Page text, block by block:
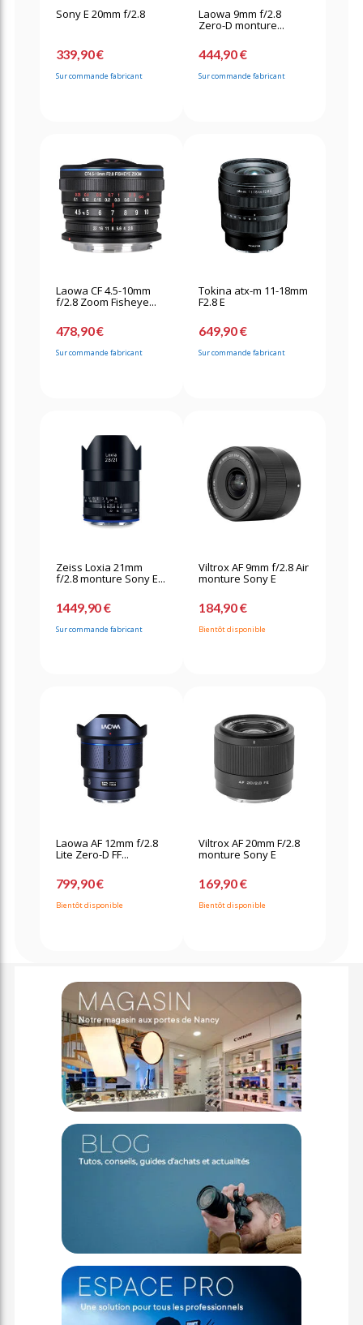
Sony E 20mm f/2.8
339,90 €
Sur commande fabricant
Laowa 9mm f/2.8
Zero-D monture...
444,90 €
Sur commande fabricant
Laowa CF 4.5-10mm
f/2.8 Zoom Fisheye...
478,90 €
Sur commande fabricant
Tokina atx-m 11-18mm
F2.8 E
649,90 €
Sur commande fabricant
Zeiss Loxia 21mm
f/2.8 monture Sony E...
1449,90 €
Sur commande fabricant
Viltrox AF 9mm f/2.8 Air
monture Sony E
184,90 €
Bientôt disponible
Laowa AF 12mm f/2.8
Lite Zero-D FF...
799,90 €
Bientôt disponible
Viltrox AF 20mm F/2.8
monture Sony E
169,90 €
Bientôt disponible